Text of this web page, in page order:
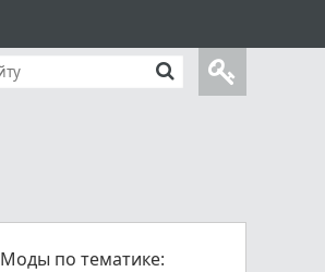
Моды по тематике: